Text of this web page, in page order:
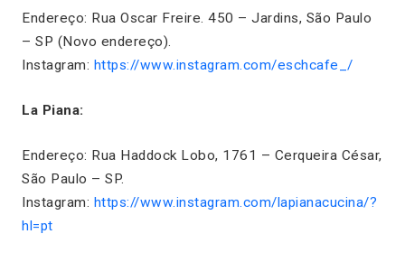
Endereço: Rua Oscar Freire. 450 – Jardins, São Paulo
– SP (Novo endereço).
Instagram: https://www.instagram.com/eschcafe_/
La Piana:
Endereço: Rua Haddock Lobo, 1761 – Cerqueira César,
São Paulo – SP.
Instagram: https://www.instagram.com/lapianacucina/?
hl=pt